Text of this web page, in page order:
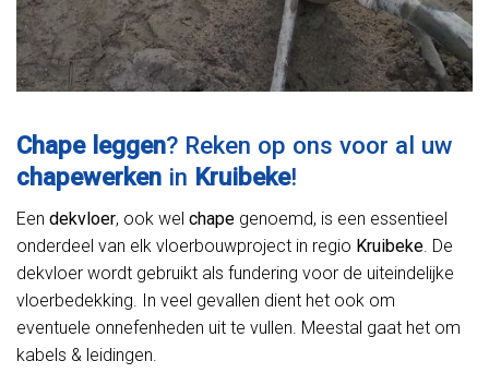
Chape leggen? Reken op ons voor al uw
chapewerken in Kruibeke!
Een dekvloer, ook wel chape genoemd, is een essentieel
onderdeel van elk vloerbouwproject in regio Kruibeke. De
dekvloer wordt gebruikt als fundering voor de uiteindelijke
vloerbedekking. In veel gevallen dient het ook om
eventuele onnefenheden uit te vullen. Meestal gaat het om
kabels & leidingen.